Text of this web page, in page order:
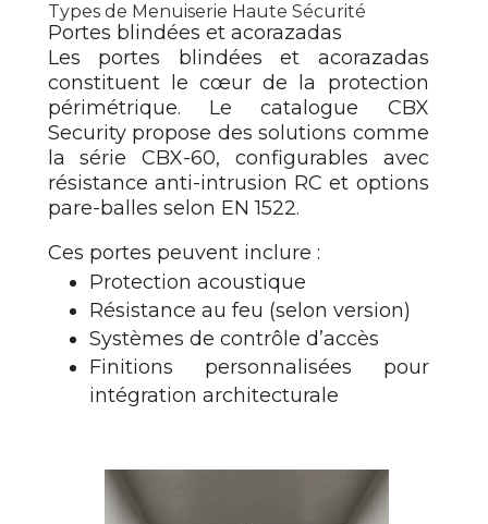
Types de Menuiserie Haute Sécurité
Portes blindées et acorazadas
Les portes blindées et acorazadas
constituent le cœur de la protection
périmétrique. Le catalogue CBX
Security propose des solutions comme
la série CBX-60, configurables avec
résistance anti-intrusion RC et options
pare-balles selon EN 1522.
Ces portes peuvent inclure :
Protection acoustique
Résistance au feu (selon version)
Systèmes de contrôle d’accès
Finitions personnalisées pour
intégration architecturale